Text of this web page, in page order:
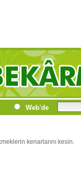
Web'de
kenarlarını kesin.